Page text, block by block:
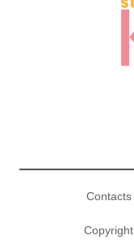
Contacts